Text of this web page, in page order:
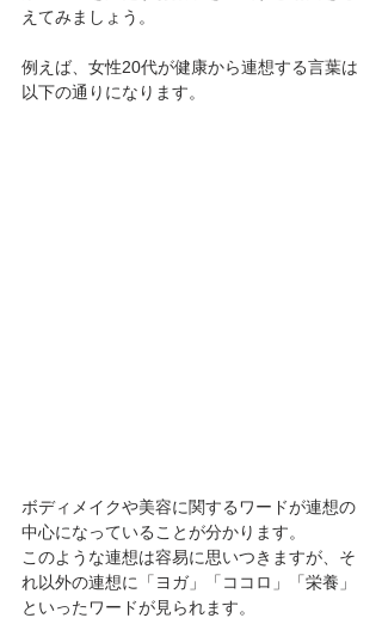
えてみましょう。
例えば、女性20代が健康から連想する言葉は
以下の通りになります。
ボディメイクや美容に関するワードが連想の
中心になっていることが分かります。
このような連想は容易に思いつきますが、そ
れ以外の連想に「ヨガ」「ココロ」「栄養」
といったワードが見られます。